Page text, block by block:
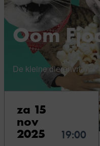
Oom
De kleine dierenvriend
za 15
nov
2025 19:00